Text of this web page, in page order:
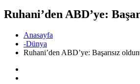
Ruhani’den ABD’ye:
Anasayfa
-Dünya
Ruhani’den ABD’ye: Başarısız